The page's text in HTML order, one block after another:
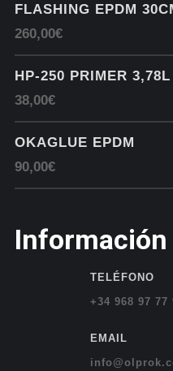
FLASHING EPDM
260,00€
HP-250 PRIMER 3,78L
38,00€
OKAGLUE EPDM
90,00€
TELÉFONO
+34 968 97 77
EMAIL